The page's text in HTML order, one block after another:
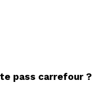
pass carrefour ?